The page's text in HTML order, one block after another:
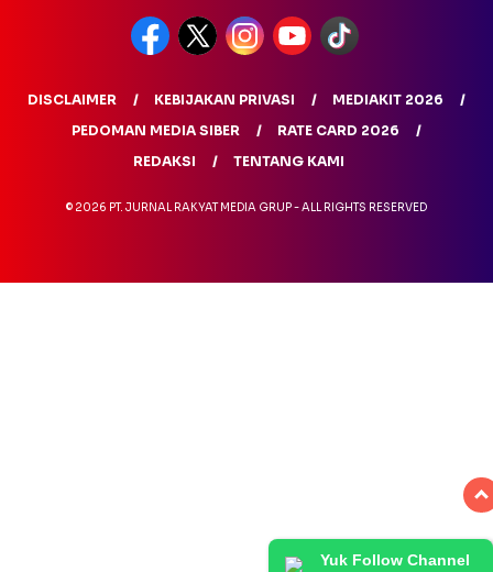
Yuk Follow Channel
DISCLAIMER KEBIJAKAN PRIVASI
MEDIAKIT 2026
PEDOMAN MEDIA SIBER
RATE CARD 2026
REDAKSI
TENTANG KAMI
© 2026 PT. JURNAL RAKYAT MEDIA GRUP - ALL RIGHTS RESERVED